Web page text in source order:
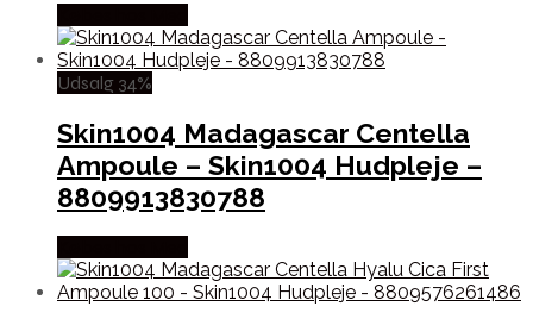
Udsalg 34%
Skin1004 Madagascar Centella
Ampoule – Skin1004 Hudpleje –
8809913830788